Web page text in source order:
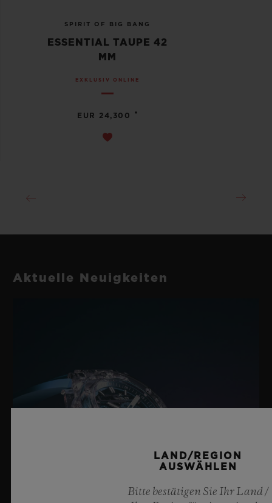
SPIRIT OF BIG BANG
ESSENTIAL TAUPE 42
MM
EXKLUSIV ONLINE
EUR 24,300 •
Aktuelle Neuigkeiten
LAND/REGION
AUSWÄHLEN
Bitte bestätigen Sie Ihr Land /